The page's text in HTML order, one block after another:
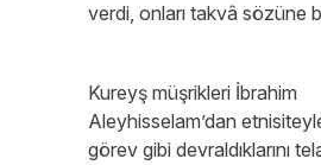
verdi, onları takvâ sözüne
Kureyş müşrikleri İbrahim
Aleyhisselam’dan
görev gibi devraldıklarını